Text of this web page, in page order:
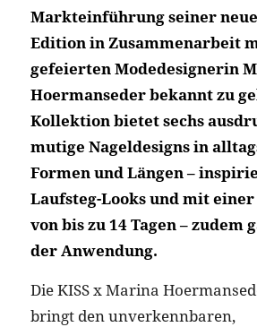
Markteinführung seiner
Edition in Zusammenarbeit
gefeierten Modedesignerin
Hoermanseder bekannt zu
Kollektion bietet sechs
mutige Nageldesigns in
Formen und Längen –
Laufsteg-Looks und mit
von bis zu 14 Tagen – zudem
der Anwendung.
Die KISS x Marina
bringt den unverkennbaren,